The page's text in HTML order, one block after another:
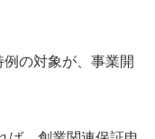
の対象が、事業開